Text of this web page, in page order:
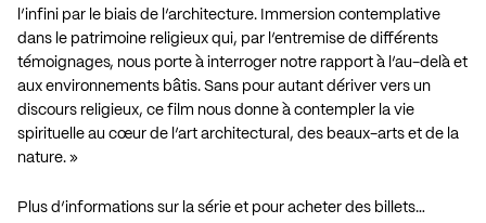
l’infini par le biais de l’architecture. Immersion contemplative
dans le patrimoine religieux qui, par l’entremise de différents
témoignages, nous porte à interroger notre rapport à l’au-delà et
aux environnements bâtis. Sans pour autant dériver vers un
discours religieux, ce film nous donne à contempler la vie
spirituelle au cœur de l’art architectural, des beaux-arts et de la
nature. »
Plus d’informations sur la série et pour acheter des billets…